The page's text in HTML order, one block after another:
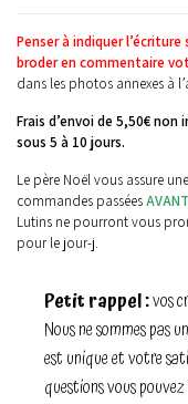
Penser à indiquer
broder en commentaire
dans les photos annexes à
Frais d’envoi de 5,50€
sous 5 à 10 jours.
Le père Noël vous assure
commandes passées
Lutins ne pourront vous
pour le jour-j.
Petit rappel :vos
Nous ne sommes pas
est unique et votre
questions vous